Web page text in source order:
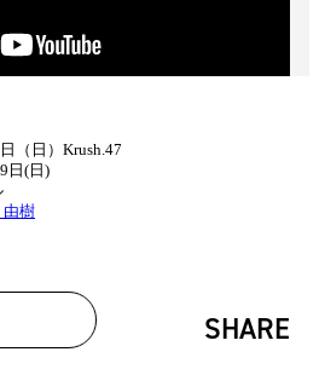
（日）Krush.47
日(日)
由樹
SHARE